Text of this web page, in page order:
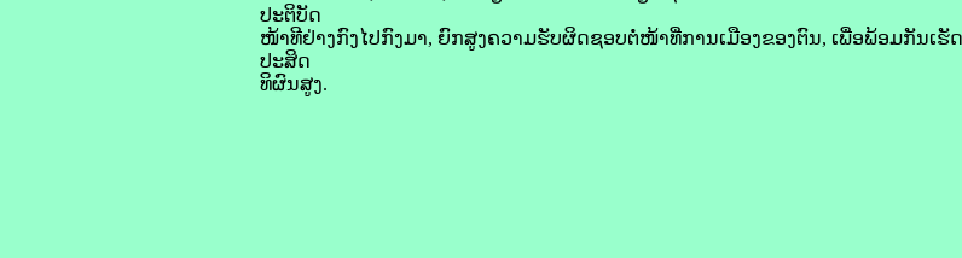
ປະຕິບັດ
ໜ້າທີຢ່າງກົງໄປກົງມາ, ຍົກສູງຄວາມຮັບຜິດຊອບຕໍ່ໜ້າທີ່ການເມືອງຂອງຕົນ, ເພື່ອພ້ອມກັນເ
ປະສິດ
ທິຜົນສູງ.